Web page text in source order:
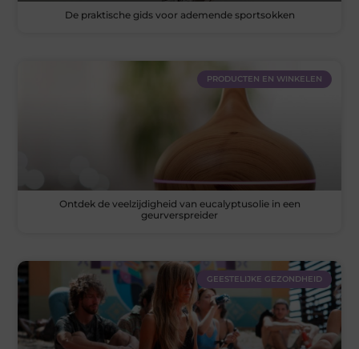
De praktische gids voor ademende sportsokken
PRODUCTEN EN WINKELEN
Ontdek de veelzijdigheid van eucalyptusolie in een
geurverspreider
GEESTELIJKE GEZONDHEID